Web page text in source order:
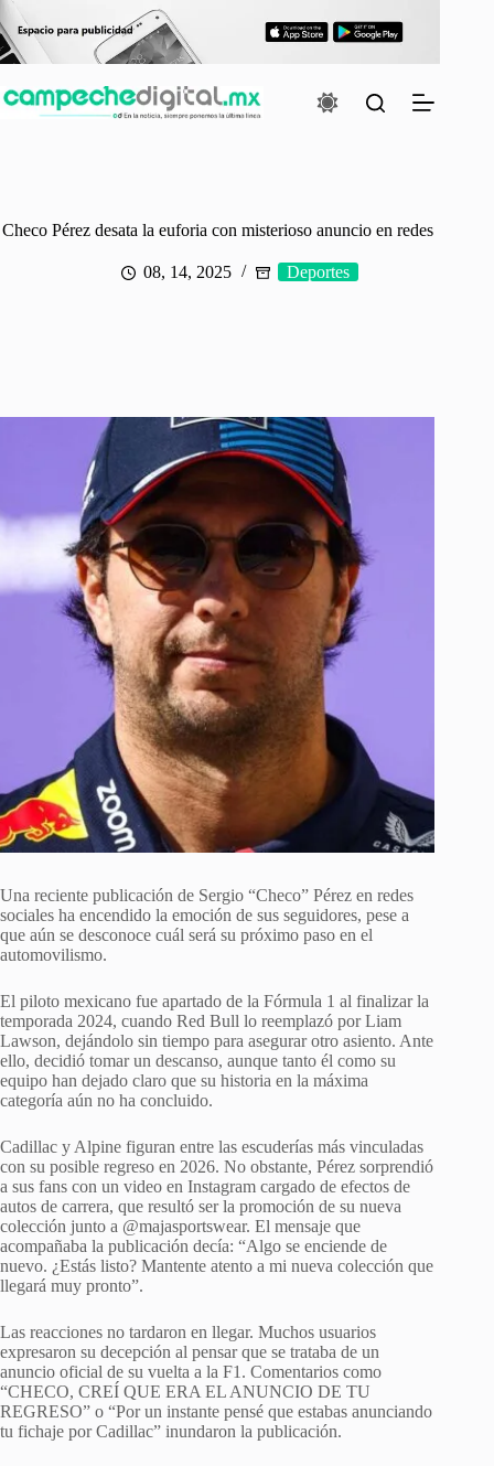
Saltar
al
contenido
Checo Pérez desata la euforia con misterioso anuncio en redes
08, 14, 2025 Deportes
Una reciente publicación de Sergio “Checo” Pérez en redes
sociales ha encendido la emoción de sus seguidores, pese a
que aún se desconoce cuál será su próximo paso en el
automovilismo.
El piloto mexicano fue apartado de la Fórmula 1 al finalizar la
temporada 2024, cuando Red Bull lo reemplazó por Liam
Lawson, dejándolo sin tiempo para asegurar otro asiento. Ante
ello, decidió tomar un descanso, aunque tanto él como su
equipo han dejado claro que su historia en la máxima
categoría aún no ha concluido.
Cadillac y Alpine figuran entre las escuderías más vinculadas
con su posible regreso en 2026. No obstante, Pérez sorprendió
a sus fans con un video en Instagram cargado de efectos de
autos de carrera, que resultó ser la promoción de su nueva
colección junto a @majasportswear. El mensaje que
acompañaba la publicación decía: “Algo se enciende de
nuevo. ¿Estás listo? Mantente atento a mi nueva colección que
llegará muy pronto”.
Las reacciones no tardaron en llegar. Muchos usuarios
expresaron su decepción al pensar que se trataba de un
anuncio oficial de su vuelta a la F1. Comentarios como
“CHECO, CREÍ QUE ERA EL ANUNCIO DE TU
REGRESO” o “Por un instante pensé que estabas anunciando
tu fichaje por Cadillac” inundaron la publicación.